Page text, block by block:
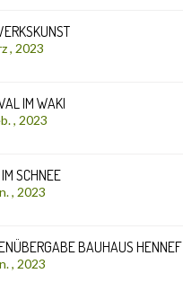
, 2023
IM WAKI
, 2023
SCHNEE
, 2023
BAUHAUS HENNEF
, 2023